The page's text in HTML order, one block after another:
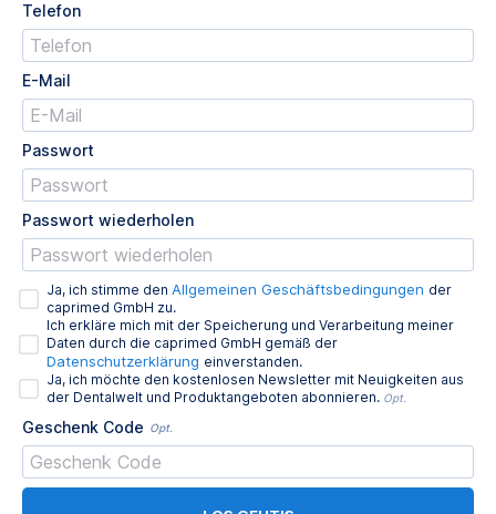
Telefon
E-Mail
Passwort
Passwort wiederholen
Ja, ich stimme den Allgemeinen Geschäftsbedingungen der
caprimed GmbH zu.
Ich erkläre mich mit der Speicherung und Verarbeitung meiner
Daten durch die caprimed GmbH gemäß der
Datenschutzerklärung einverstanden.
Ja, ich möchte den kostenlosen Newsletter mit Neuigkeiten aus
der Dentalwelt und Produktangeboten abonnieren. Opt.
Geschenk Code Opt.